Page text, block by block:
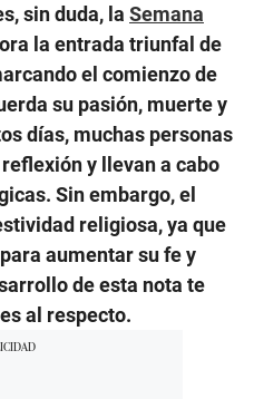
sin duda, la Semana
la entrada triunfal de
el comienzo de
su pasión, muerte y
días, muchas personas
y llevan a cabo
Sin embargo, el
religiosa, ya que
aumentar su fe y
de esta nota te
al respecto.